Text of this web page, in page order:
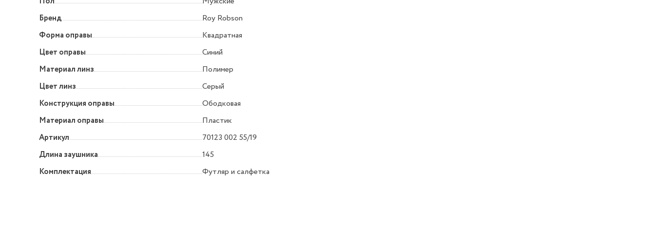
Бренд
Roy Robson
Форма оправы
Квадратная
Цвет оправы
Синий
Материал линз
Полимер
Цвет линз
Серый
Конструкция оправы
Ободковая
Материал оправы
Пластик
Артикул
70123 002 55/19
Длина заушника
145
Комплектация
Футляр и салфетка